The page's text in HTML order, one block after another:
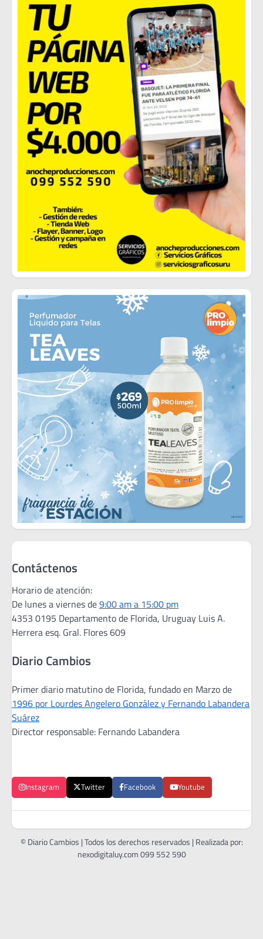
Contáctenos
Horario de atención:
De lunes a viernes de9:00 am a 15:00 pm
4353 0195 Departamento de Florida, Uruguay Luis A.
Herrera esq. Gral. Flores 609
Diario Cambios
Primer diario matutino de Florida, fundado en Marzo de
1996 por Lourdes Angelero González y Fernando Labandera
Suárez
Director responsable: Fernando Labandera
Instagram Twitter Facebook Youtube